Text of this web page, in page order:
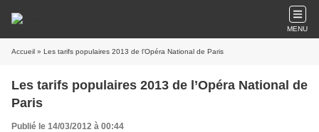
MENU
Accueil » Les tarifs populaires 2013 de l’Opéra National de Paris
Les tarifs populaires 2013 de l’Opéra National de
Paris
Publié le 14/03/2012 à 00:44